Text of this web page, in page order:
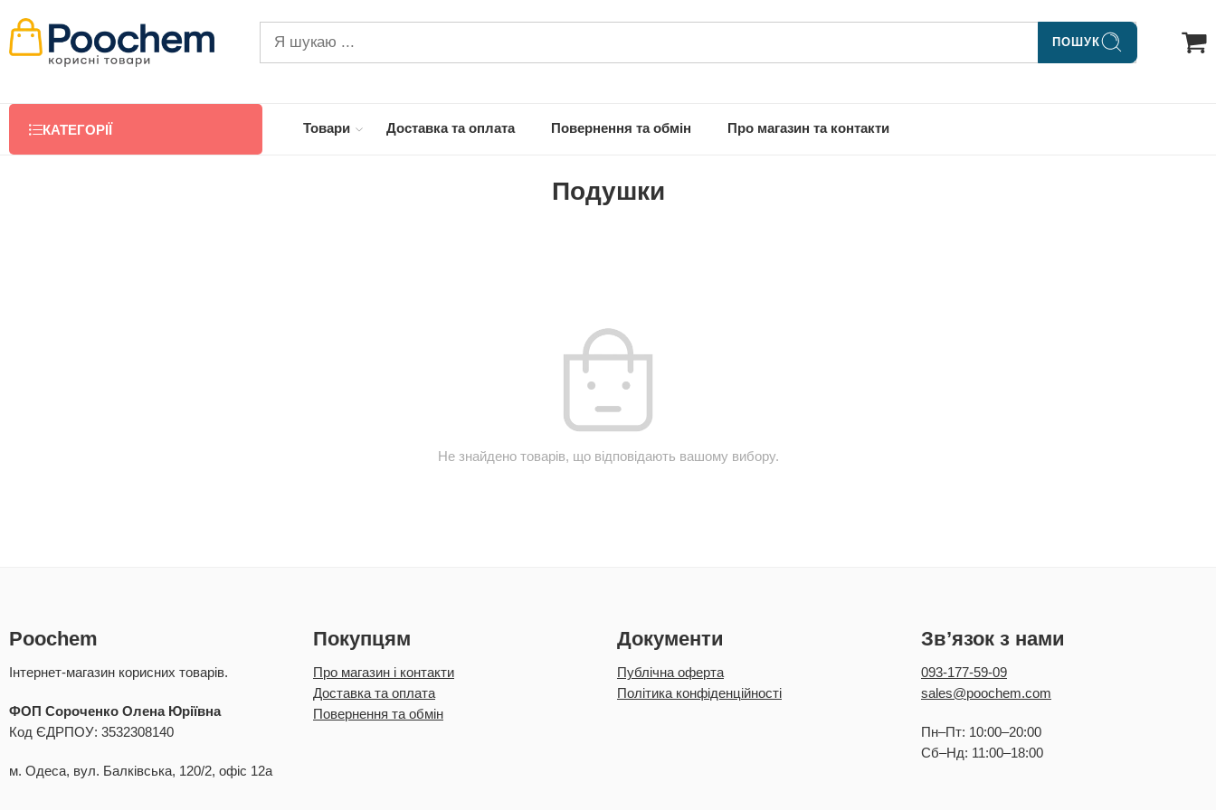
ПОШУК
КАТЕГОРІЇ Товари Доставка та оплата Повернення та обмін Про магазин та контакти
Подушки
Не знайдено товарів, що відповідають вашому вибору.
Poochem
Інтернет-магазин корисних товарів.
ФОП Сороченко Олена Юріївна
Код ЄДРПОУ: 3532308140
м. Одеса, вул. Балківська, 120/2, офіс 12а
Покупцям
Про магазин і контакти
Доставка та оплата
Повернення та обмін
Документи
Публічна оферта
Політика конфіденційності
Зв’язок з нами
093-177-59-09
sales@poochem.com
Пн–Пт: 10:00–20:00
Сб–Нд: 11:00–18:00